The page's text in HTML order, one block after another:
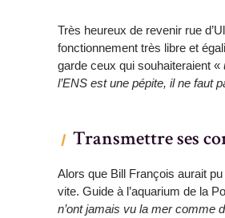
Très heureux de revenir rue
fonctionnement très libre et
garde ceux qui souhaiteraient «
l’ENS est une pépite, il ne faut
Transmettre ses
Alors que Bill François aurait
vite. Guide à l’aquarium de la
n’ont jamais vu la mer comme